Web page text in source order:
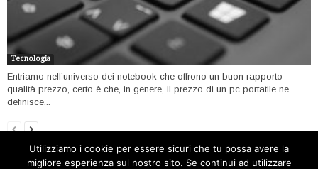
Tecnologia
Entriamo nell’universo dei notebook che offrono un buon rapporto
qualità prezzo, certo è che, in genere, il prezzo di un pc portatile ne
definisce...
Home Open data Software Internet Tecnologia
Utilizziamo i cookie per essere sicuri che tu possa avere la
migliore esperienza sul nostro sito. Se continui ad utilizzare